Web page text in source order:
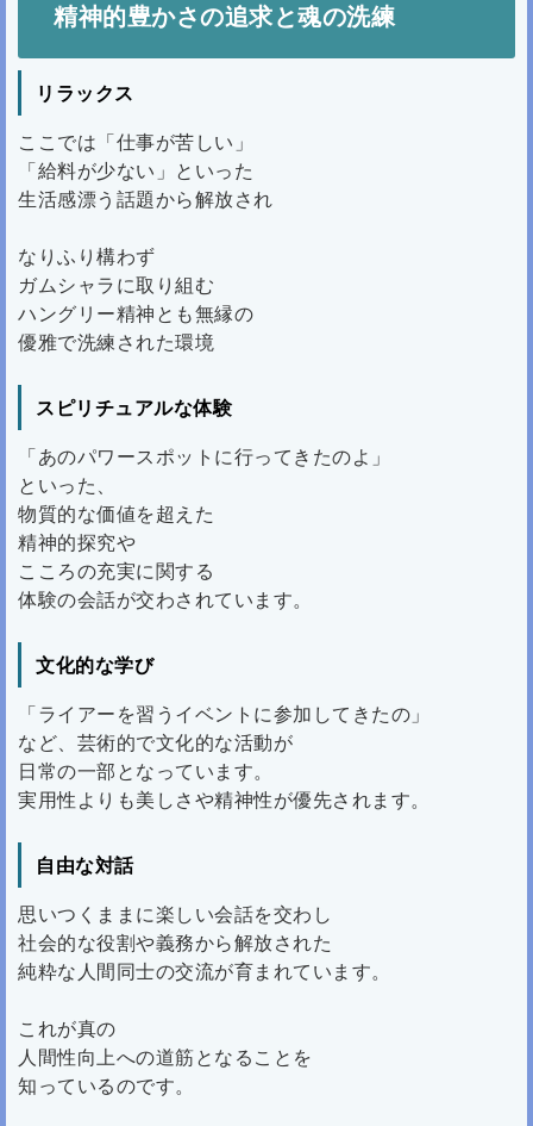
精神的豊かさの追求と魂の洗練
リラックス
ここでは「仕事が苦しい」
「給料が少ない」といった
生活感漂う話題から解放され
なりふり構わず
ガムシャラに取り組む
ハングリー精神とも無縁の
優雅で洗練された環境
スピリチュアルな体験
「あのパワースポットに行ってきたのよ」
といった、
物質的な価値を超えた
精神的探究や
こころの充実に関する
体験の会話が交わされています。
文化的な学び
「ライアーを習うイベントに参加してきたの」
など、芸術的で文化的な活動が
日常の一部となっています。
実用性よりも美しさや精神性が優先されます。
自由な対話
思いつくままに楽しい会話を交わし
社会的な役割や義務から解放された
純粋な人間同士の交流が育まれています。
これが真の
人間性向上への道筋となることを
知っているのです。